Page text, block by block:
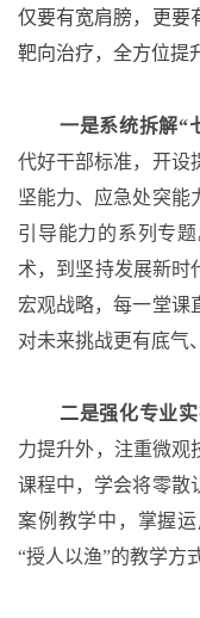
仅要有宽肩膀，更要
靶向治疗，全方位提
一是系统拆解“
代好干部标准，开设
坚能力、应急处突能
引导能力的系列专
术，到坚持发展新时
宏观战略，每一堂课
对未来挑战更有底气
二是强化专业
力提升外，注重微观
课程中，学会将零散
案例教学中，掌握
“授人以渔”的教学方